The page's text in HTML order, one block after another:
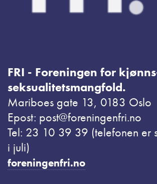
FRI - Foreningen for
seksualitetsmangfold.
Mariboes gate 13, 0183 Oslo
Epost: post@foreningenfri.no
Tel: 23 10 39 39 (telefonen er
i juli)
foreningenfri.no